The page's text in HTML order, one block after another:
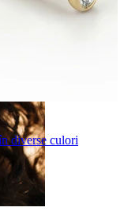
diverse culori